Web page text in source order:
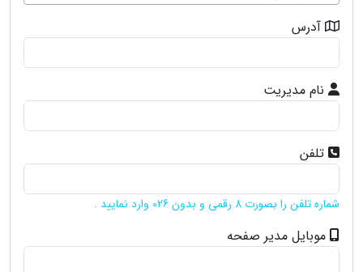
آدرس
نام مدیریت
تلفن
شماره تلفن را بصورت 8 رقمی و بدون 026 وارد نمایید .
موبایل مدیر صفحه